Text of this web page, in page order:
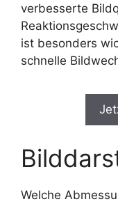
verbesserte
ist besonders
schnelle
Welche